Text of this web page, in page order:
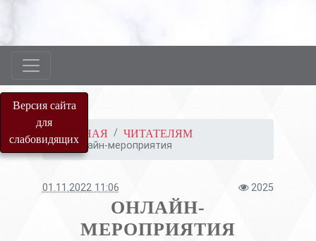
Версия сайта
для
слабовидящихГЛАВНАЯ
ЧИТАТЕЛЯМ
Онлайн-мероприятия
01.11.2022 11:06 2025
ОНЛАЙН-
МЕРОПРИЯТИЯ